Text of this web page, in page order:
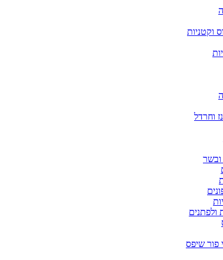
וקטניות
וחרדל
ובשר
ולפתנים
פור שיפס